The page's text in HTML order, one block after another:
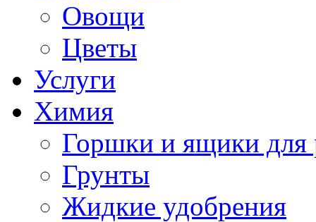
Овощи
Цветы
Услуги
Химия
Горшки и ящики для
Грунты
Жидкие удобрения